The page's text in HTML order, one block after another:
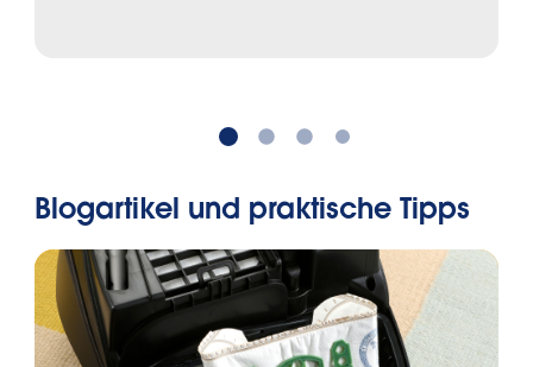
Blogartikel und praktische Tipps